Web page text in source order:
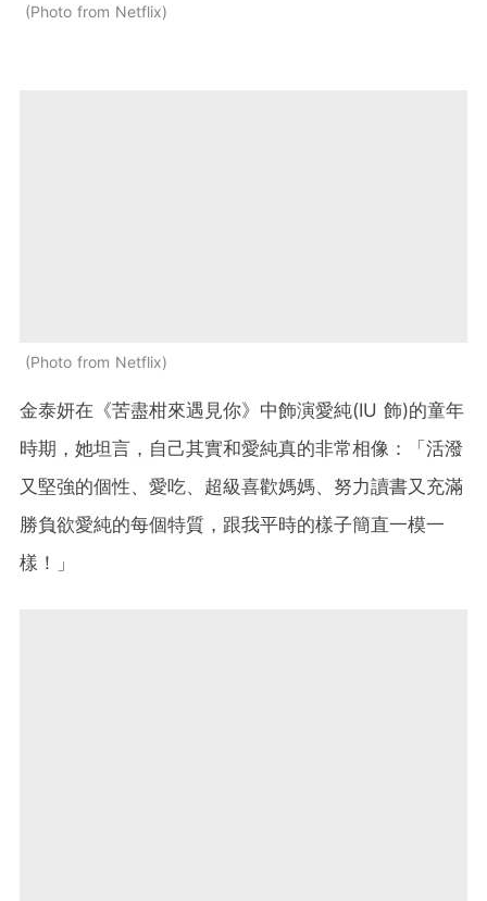
Photo from Netflix
Photo from Netflix
金泰妍在《苦盡柑來遇見你》中飾演愛純(IU 飾)的童年
時期，她坦言，自己其實和愛純真的非常相像：「活潑
又堅強的個性、愛吃、超級喜歡媽媽、努力讀書又充滿
勝負欲愛純的每個特質，跟我平時的樣子簡直一模一
樣！」